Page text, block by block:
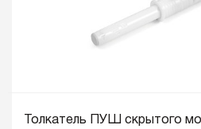
Толкатель ПУШ скрытого